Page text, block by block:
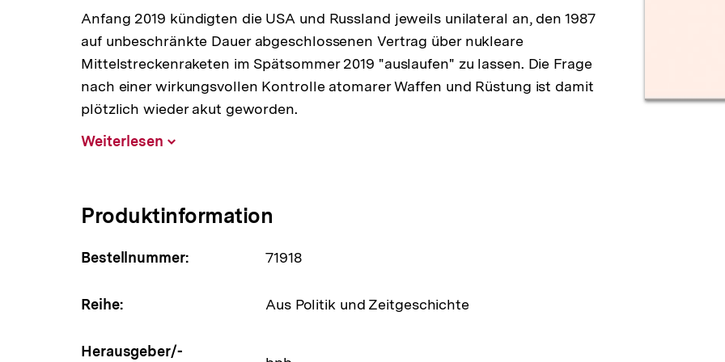
Anfang 2019 kündigten die USA und Russland jeweils unilateral an, den 1987
auf unbeschränkte Dauer abgeschlossenen Vertrag über nukleare
Mittelstreckenraketen im Spätsommer 2019 "auslaufen" zu lassen. Die Frage
nach einer wirkungsvollen Kontrolle atomarer Waffen und Rüstung ist damit
plötzlich wieder akut geworden.
Weiterlesen
Produktinformation
Bestellnummer: 71918
Reihe: Aus Politik und Zeitgeschichte
Herausgeber/-